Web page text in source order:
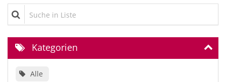
Suche in Liste
Kategorien
Alle